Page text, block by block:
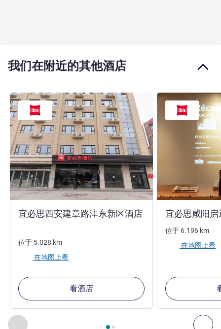
我们在附近的其他酒店
上一个 - 我们在附近的其他酒店 下
第 1页，共 , 我们在附近的其他酒店 1 :, 我们在附近的
宜必思西安建章路沣东新区酒店3 星
位于 5.028 km
在地图上看
看酒店
宜必思咸阳
位于 6.196 km
在地图上看